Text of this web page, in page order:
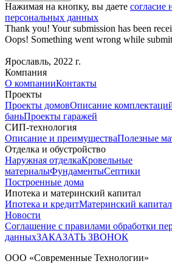
Нажимая на кнопку, вы даете согласие
персональных данных
Thank you! Your submission has been
Oops! Something went wrong while
Ярославль, 2022 г.
Компания
О компанииКонтакты
Проекты
Проекты домовОписание
баньПроекты гаражей
СИП-технология
Описание и преимуществаПолезные
Отделка и обустройство
Наружная отделкаКровельные
материалыФундаментыСептики
Построенные дома
Ипотека и материнский капитал
Ипотека и кредитМатеринский капитал
Новости
Соглашение с правилами обработки
данныхЗАКАЗАТЬ ЗВОНОК
ООО «Современные Технологии»